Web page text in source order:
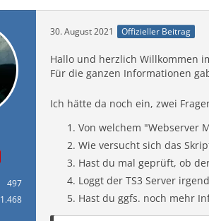
497
1.468
30. August 2021 Offizieller Beitrag
Hallo und herzlich Willkommen
Für die ganzen Informationen
Ich hätte da noch ein, zwei
Von welchem "Webserver
Wie versucht sich das
Hast du mal geprüft, ob
Loggt der TS3 Server
Hast du ggfs. noch mehr